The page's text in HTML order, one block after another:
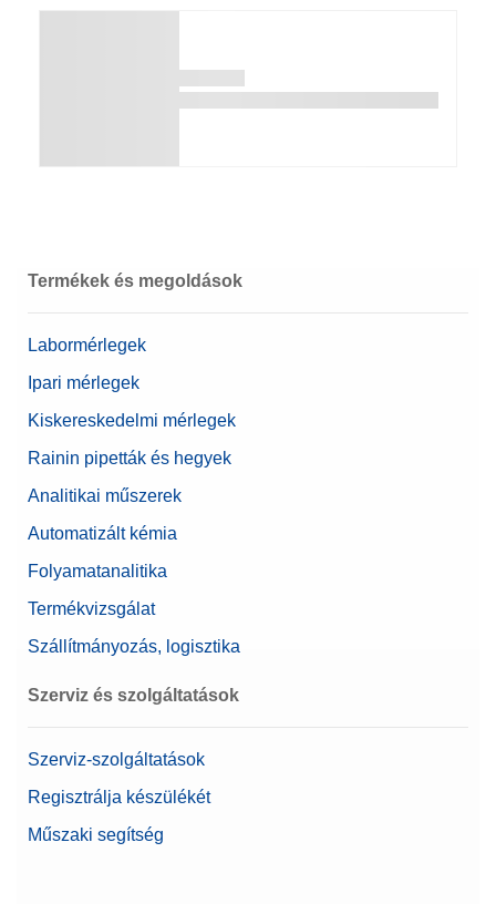
Termékek és megoldások
Labormérlegek
Ipari mérlegek
Kiskereskedelmi mérlegek
Rainin pipetták és hegyek
Analitikai műszerek
Automatizált kémia
Folyamatanalitika
Termékvizsgálat
Szállítmányozás, logisztika
Szerviz és szolgáltatások
Szerviz-szolgáltatások
Regisztrálja készülékét
Műszaki segítség